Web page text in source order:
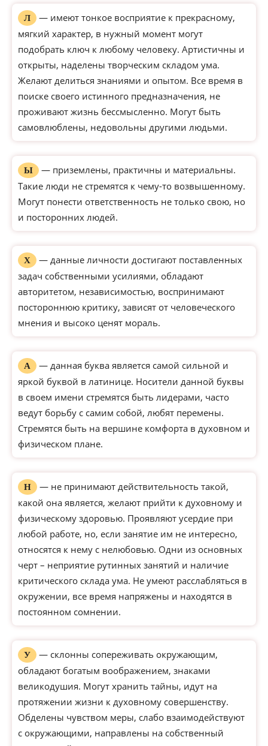
Л
— имеют тонкое восприятие к прекрасному,
мягкий характер, в нужный момент могут
подобрать ключ к любому человеку. Артистичны и
открыты, наделены творческим складом ума.
Желают делиться знаниями и опытом. Все время в
поиске своего истинного предназначения, не
проживают жизнь бессмысленно. Могут быть
самовлюблены, недовольны другими людьми.
Ы
— приземлены, практичны и материальны.
Такие люди не стремятся к чему-то возвышенному.
Могут понести ответственность не только свою, но
и посторонних людей.
Х
— данные личности достигают поставленных
задач собственными усилиями, обладают
авторитетом, независимостью, воспринимают
постороннюю критику, зависят от человеческого
мнения и высоко ценят мораль.
А
— данная буква является самой сильной и
яркой буквой в латинице. Носители данной буквы
в своем имени стремятся быть лидерами, часто
ведут борьбу с самим собой, любят перемены.
Стремятся быть на вершине комфорта в духовном и
физическом плане.
Н
— не принимают действительность такой,
какой она является, желают прийти к духовному и
физическому здоровью. Проявляют усердие при
любой работе, но, если занятие им не интересно,
относятся к нему с нелюбовью. Одни из основных
черт – неприятие рутинных занятий и наличие
критического склада ума. Не умеют расслабляться в
окружении, все время напряжены и находятся в
постоянном сомнении.
У
— склонны сопереживать окружающим,
обладают богатым воображением, знаками
великодушия. Могут хранить тайны, идут на
протяжении жизни к духовному совершенству.
Обделены чувством меры, слабо взаимодействуют
с окружающими, направлены на собственный